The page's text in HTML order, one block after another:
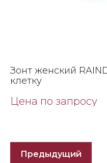
Зонт женский
клетку
Цена по запросу
Предыдущий